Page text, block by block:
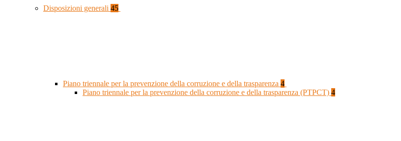
Disposizioni generali 45
Piano triennale per la prevenzione della corruzione e della trasparenza 4
Piano triennale per la prevenzione della corruzione e della trasparenza (PTPCT) 4